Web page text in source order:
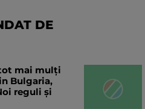
DE
mai mulți
Bulgaria,
reguli și